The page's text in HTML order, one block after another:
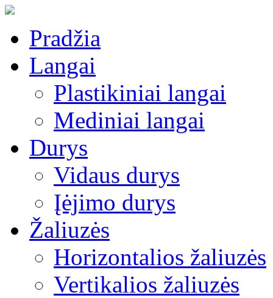
Pradžia
Langai
Plastikiniai langai
Mediniai langai
Durys
Vidaus durys
Įėjimo durys
Žaliuzės
Horizontalios žaliuzės
Vertikalios žaliuzės